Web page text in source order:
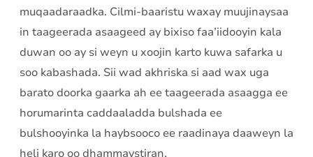
muqaadaraadka. Cilmi-baaristu waxay muujinaysaa
in taageerada asaageed ay bixiso faa’iidooyin kala
duwan oo ay si weyn u xoojin karto kuwa safarka u
soo kabashada. Sii wad akhriska si aad wax uga
barato doorka gaarka ah ee taageerada asaagga ee
horumarinta caddaaladda bulshada ee
bulshooyinka la haybsooco ee raadinaya daaweyn la
heli karo oo dhammaystiran.